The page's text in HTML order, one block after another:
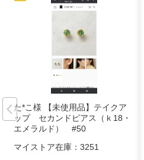
た*こ様 【未使用品】テイクア
ップ セカンドピアス（ｋ18・
エメラルド） #50
マイストア在庫： 3251